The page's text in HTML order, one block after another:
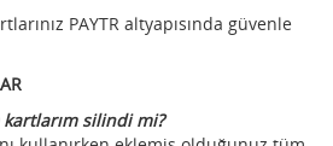
PAYTR altyapısında güvenle
silindi mi?